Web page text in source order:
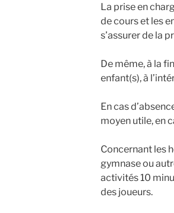
La prise en
de cours et les
s’assurer de la
De même, à la
enfant(s), à
En cas
moyen utile, en
Concernant les
gymnase ou
activités 10
des joueurs.